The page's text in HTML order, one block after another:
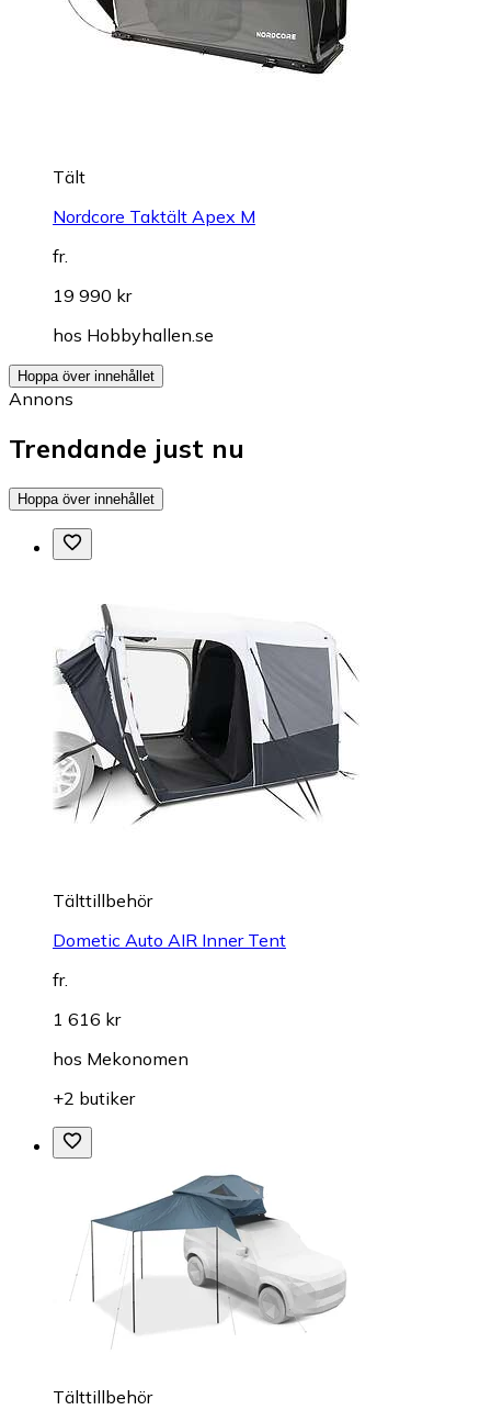
Tält
Nordcore Taktält Apex M
fr.
19 990 kr
hos Hobbyhallen.se
Hoppa över innehållet
Annons
Trendande just nu
Hoppa över innehållet
Tälttillbehör
Dometic Auto AIR Inner Tent
fr.
1 616 kr
hos Mekonomen
+2 butiker
Tälttillbehör